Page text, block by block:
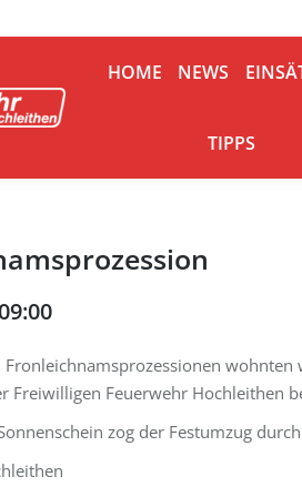
HOME NEWS
TIPPS
wohnten
Freiwilligen Feuerwehr Hochleithen
zog der Festumzug
HOME NEWS